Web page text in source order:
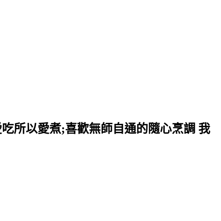
所以愛煮;喜歡無師自通的隨心烹調 我